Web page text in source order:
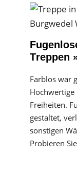
Treppen
Farblos war
Freiheiten.
gestaltet,
sonstigen
Probieren